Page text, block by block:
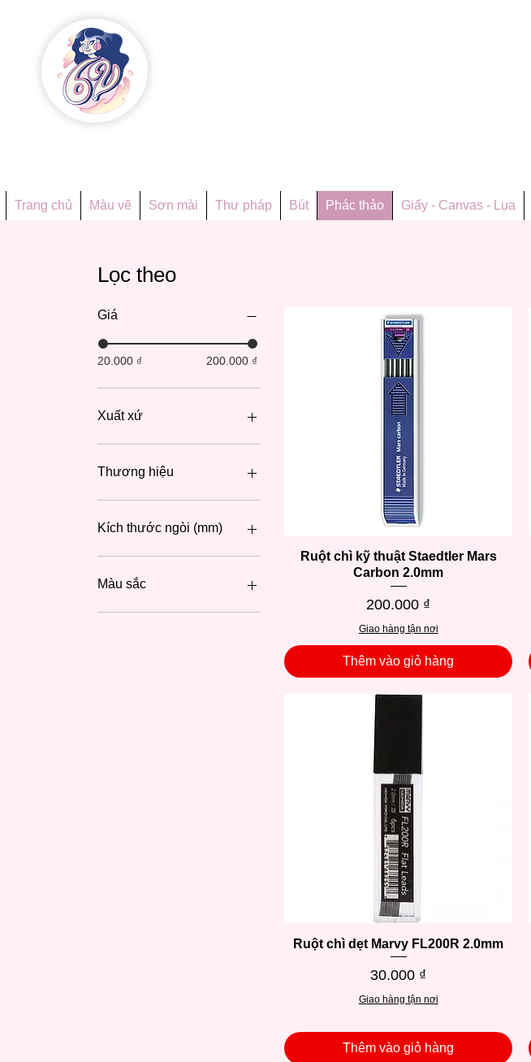
Trang chủ Màu vẽ Sơn mài Thư pháp Bút Phác thảo Giấy - Canvas - Lụa
Lọc theo
Giá
20.000 ₫ 200.000 ₫
Xuất xứ
Nhật Bản
Đức
Thương hiệu
Pentel
Staedtler
Uni
Marvy
Kích thước ngòi (mm)
0.2
0.3
0.7
Màu sắc
Ngòi chì đen
Xem nhanh
Ruột chì kỹ thuật Staedtler Mars
Carbon 2.0mm
Giá
200.000 ₫
Giao hàng tận nơi
Thêm vào giỏ hàng
Xem nhanh
Ruột chì dẹt Marvy FL200R 2.0mm
Giá
30.000 ₫
Giao hàng tận nơi
Thêm vào giỏ hàng